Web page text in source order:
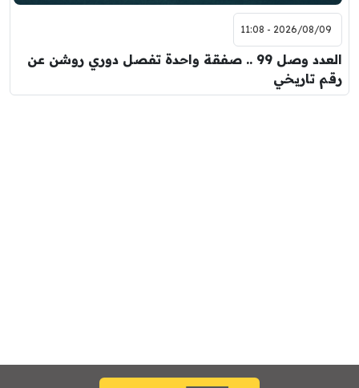
2026/08/09 - 11:08
العدد وصل 99 .. صفقة واحدة تفصل دوري روشن عن
رقم تاريخي